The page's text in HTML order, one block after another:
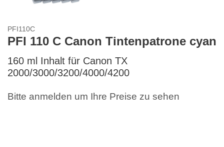
PFI110C
PFI 110 C Canon Tintenpatrone cyan
160 ml Inhalt für Canon TX
2000/3000/3200/4000/4200
Bitte anmelden um Ihre Preise zu sehen